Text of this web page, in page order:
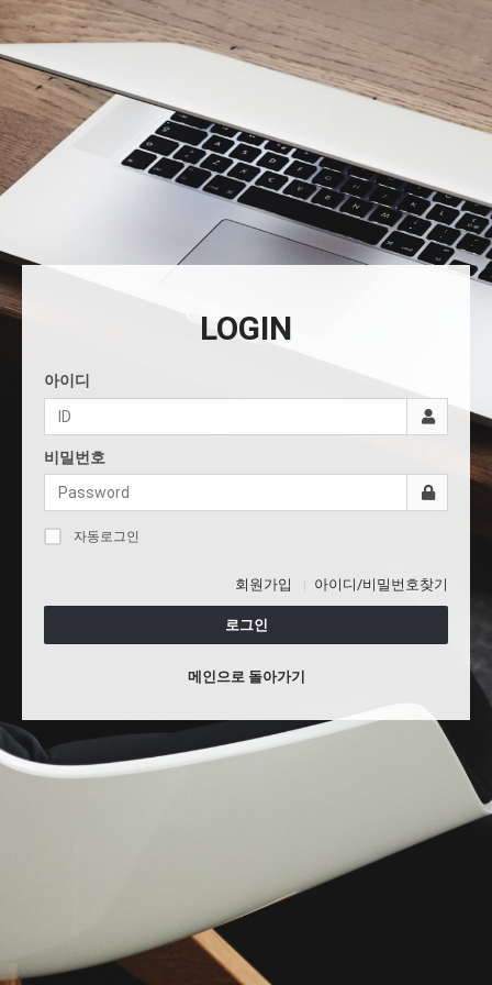
LOGIN
아이디
비밀번호
자동로그인
회원가입 아이디/비밀번호찾기
로그인
메인으로 돌아가기